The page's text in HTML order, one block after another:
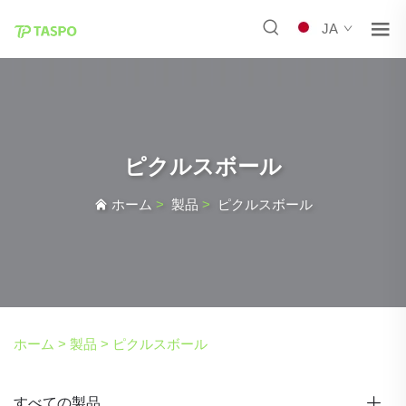
JA
ピクルスボール
ホーム > 製品 > ピクルスボール
ホーム > 製品 > ピクルスボール
すべての製品